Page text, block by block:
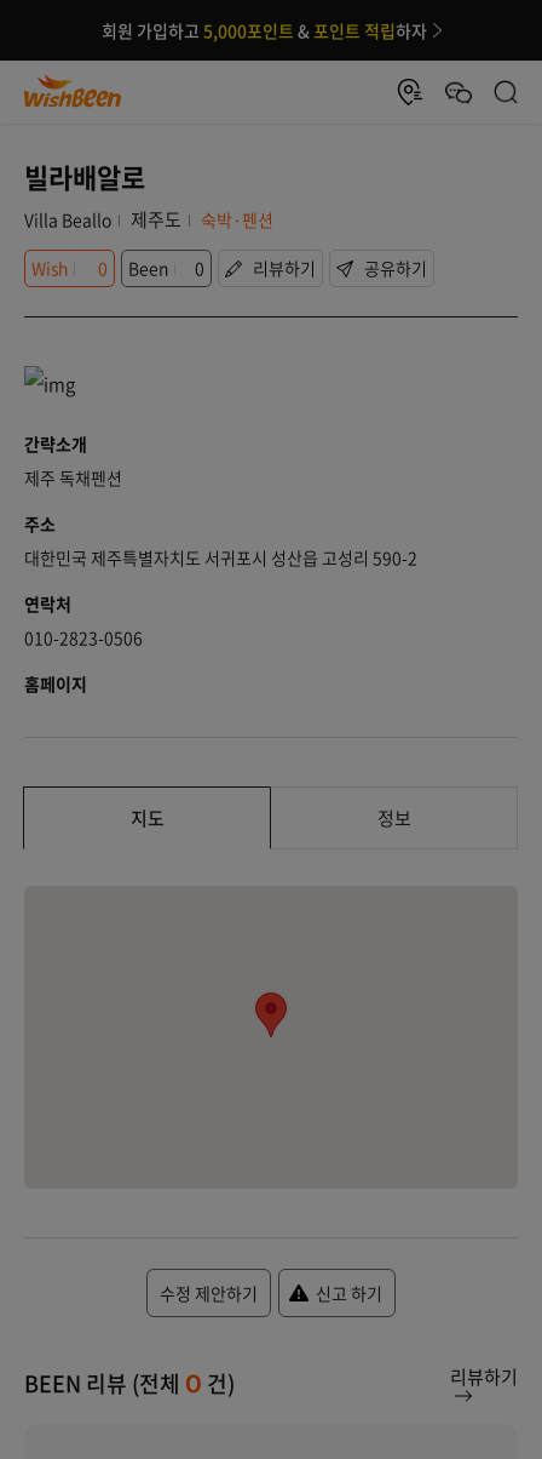
회원 가입하고 5,000포인트 &포인트 적립하자
빌라배알로
Villa Beallo 제주도
숙박·펜션
Wish
0 Been 0 리뷰하기 공유하기
간략소개
제주 독채펜션
주소
대한민국 제주특별자치도 서귀포시 성산읍 고성리 590-2
연락처
010-2823-0506
홈페이지
지도 정보
수정 제안하기 신고 하기
BEEN 리뷰 (전체 0 건) 리뷰하기